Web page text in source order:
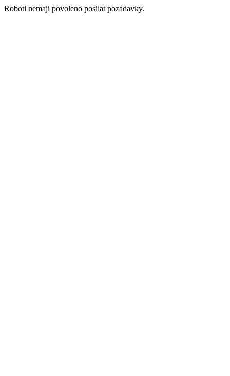
Roboti nemaji povoleno posilat pozadavky.